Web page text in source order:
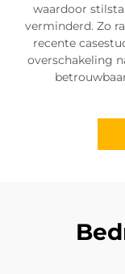
waardoor
verminderd. Zo
recente
overschakeling